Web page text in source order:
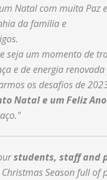
Natal com muita Paz
da família e
seja um momento de
e de energia
os desafios de
Natal e um Feliz
students, staff and
Season full of